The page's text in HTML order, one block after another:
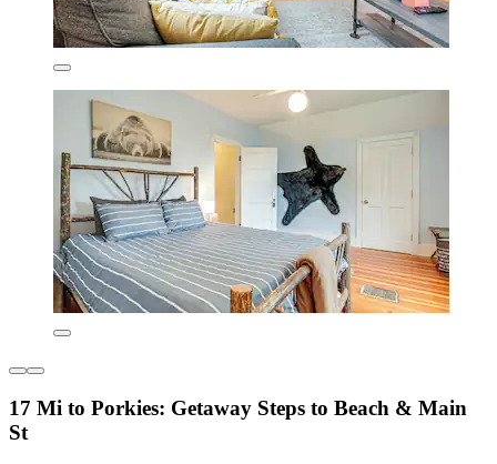
17 Mi to Porkies: Getaway Steps to Beach & Main
St